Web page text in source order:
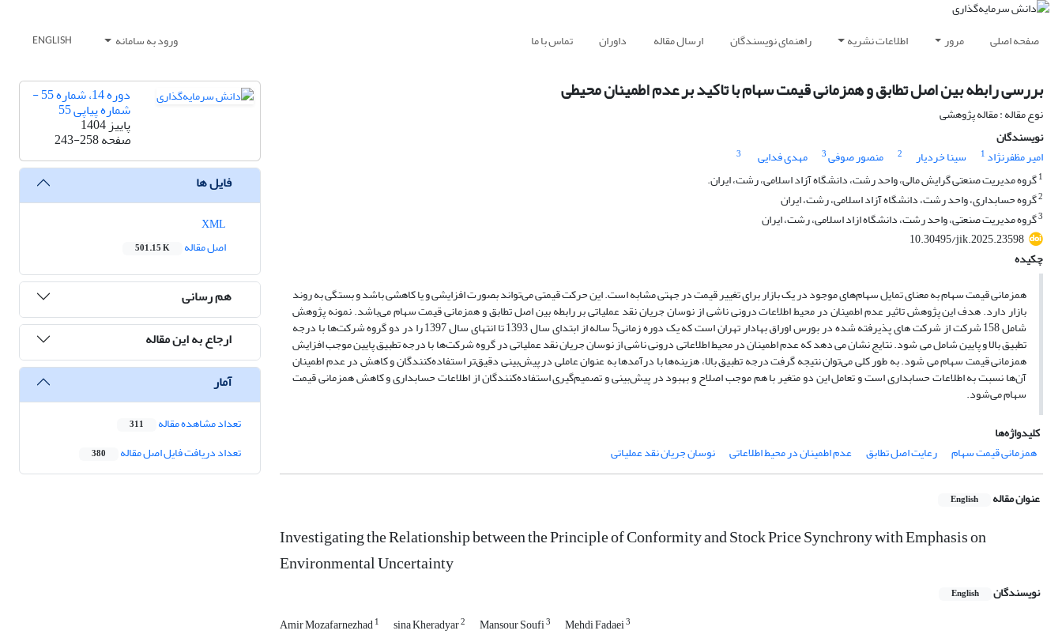
صفحه اصلی مرور اطلاعات نشریه راهنمای نویسندگان ارسال مقاله داوران تماس با ما ورود به سامانه ENGLISH
بررسی رابطه بین اصل تطابق و همزمانی قیمت سهام با تاکید بر عدم اطمینان محیطی
نوع مقاله : مقاله پژوهشی
نویسندگان
امیر مظفرنژاد 1 سینا خردیار 2 منصور صوفی3 مهدی فدایی
3
1گروه مدیریت صنعتی گرایش مالی، واحد رشت، دانشگاه آزاد اسلامی، رشت، ایران.
2گروه حسابداری، واحد رشت، دانشگاه آزاد اسلامی، رشت، ایران
3گروه مدیریت صنعتی، واحد رشت، دانشگاه ازاد اسلامی، رشت، ایران
10.30495/jik.2025.23598
چکیده
همزمانی قیمت سهام به معنای تمایل سهام‌های موجود در یک بازار برای تغییر قیمت در جهتی مشابه است. این حرکت قیمتی می‌تواند بصورت افزایشی و یا کاهشی باشد و بستگی به روند
بازار دارد. هدف این پژوهش تاثیر عدم اطمینان در محیط اطلاعات درونی ناشی از نوسان جریان نقد عملیاتی بر رابطه بین اصل تطابق و همزمانی قیمت سهام می‌باشد. نمونه پژوهش
شامل 158 شرکت از شرکت های پذیرفته شده در بورس اوراق بهادار تهران است که یک دوره زمانی5 ساله از ابتدای سال 1393 تا انتهای سال 1397 را در دو گروه شرکت‌ها با درجه
تطبیق بالا و پایین شامل می شود. نتایج نشان می دهد که عدم اطمینان در محیط اطلاعاتی درونی ناشی از نوسان جریان نقد عملیاتی در گروه شرکت‌ها با درجه تطبیق پایین موجب افزایش
همزمانی قیمت سهام می شود. به طور کلی می‌توان نتیجه گرفت درجه تطبیق بالا، هزینه‌ها با درآمدها به عنوان عاملی در پیش‌بینی دقیق‌تر استفاده‌کنندگان و کاهش در عدم اطمینان
آن‌ها نسبت به اطلاعات حسابداری است و تعامل این دو متغیر با هم موجب اصلاح و بهبود در پیش‌بینی و تصمیم‌گیری استفاده‌کنندگان از اطلاعات حسابداری و کاهش همزمانی قیمت
سهام می‌شود.
کلیدواژه‌ها
همزمانی قیمت سهام
رعایت اصل تطابق عدم اطمینان در محیط اطلاعاتی نوسان جریان نقد عملیاتی
عنوان مقاله English
Investigating the Relationship between the Principle of Conformity and Stock Price Synchrony with Emphasis on
Environmental Uncertainty
نویسندگان English
Amir Mozafarnezhad1 sina Kheradyar2 Mansour Soufi3 Mehdi Fadaei3
دوره 14، شماره 55 -
شماره پیاپی 55
پاییز 1404
صفحه243-258
فایل ها
اصل مقاله
501.15 K
هم رسانی
ارجاع به این مقاله
آمار
تعداد مشاهده مقاله 311
تعداد دریافت فایل اصل مقاله 380